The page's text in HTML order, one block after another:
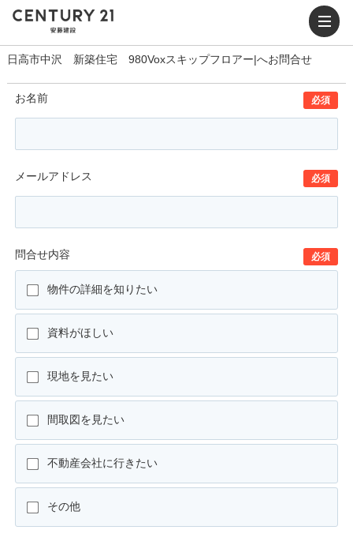
日高市中沢 新築住宅 980Voxスキップフロアー|へお問合せ
お名前 必須
メールアドレス 必須
問合せ内容 必須
物件の詳細を知りたい
資料がほしい
現地を見たい
間取図を見たい
不動産会社に行きたい
その他